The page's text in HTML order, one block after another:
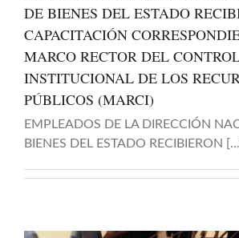
DE BIENES DEL ESTADO
CAPACITACIÓN
MARCO RECTOR DEL
INSTITUCIONAL DE LOS
PÚBLICOS (MARCI)
EMPLEADOS DE LA DIRECCIÓN
BIENES DEL ESTADO RECIBIERON […]